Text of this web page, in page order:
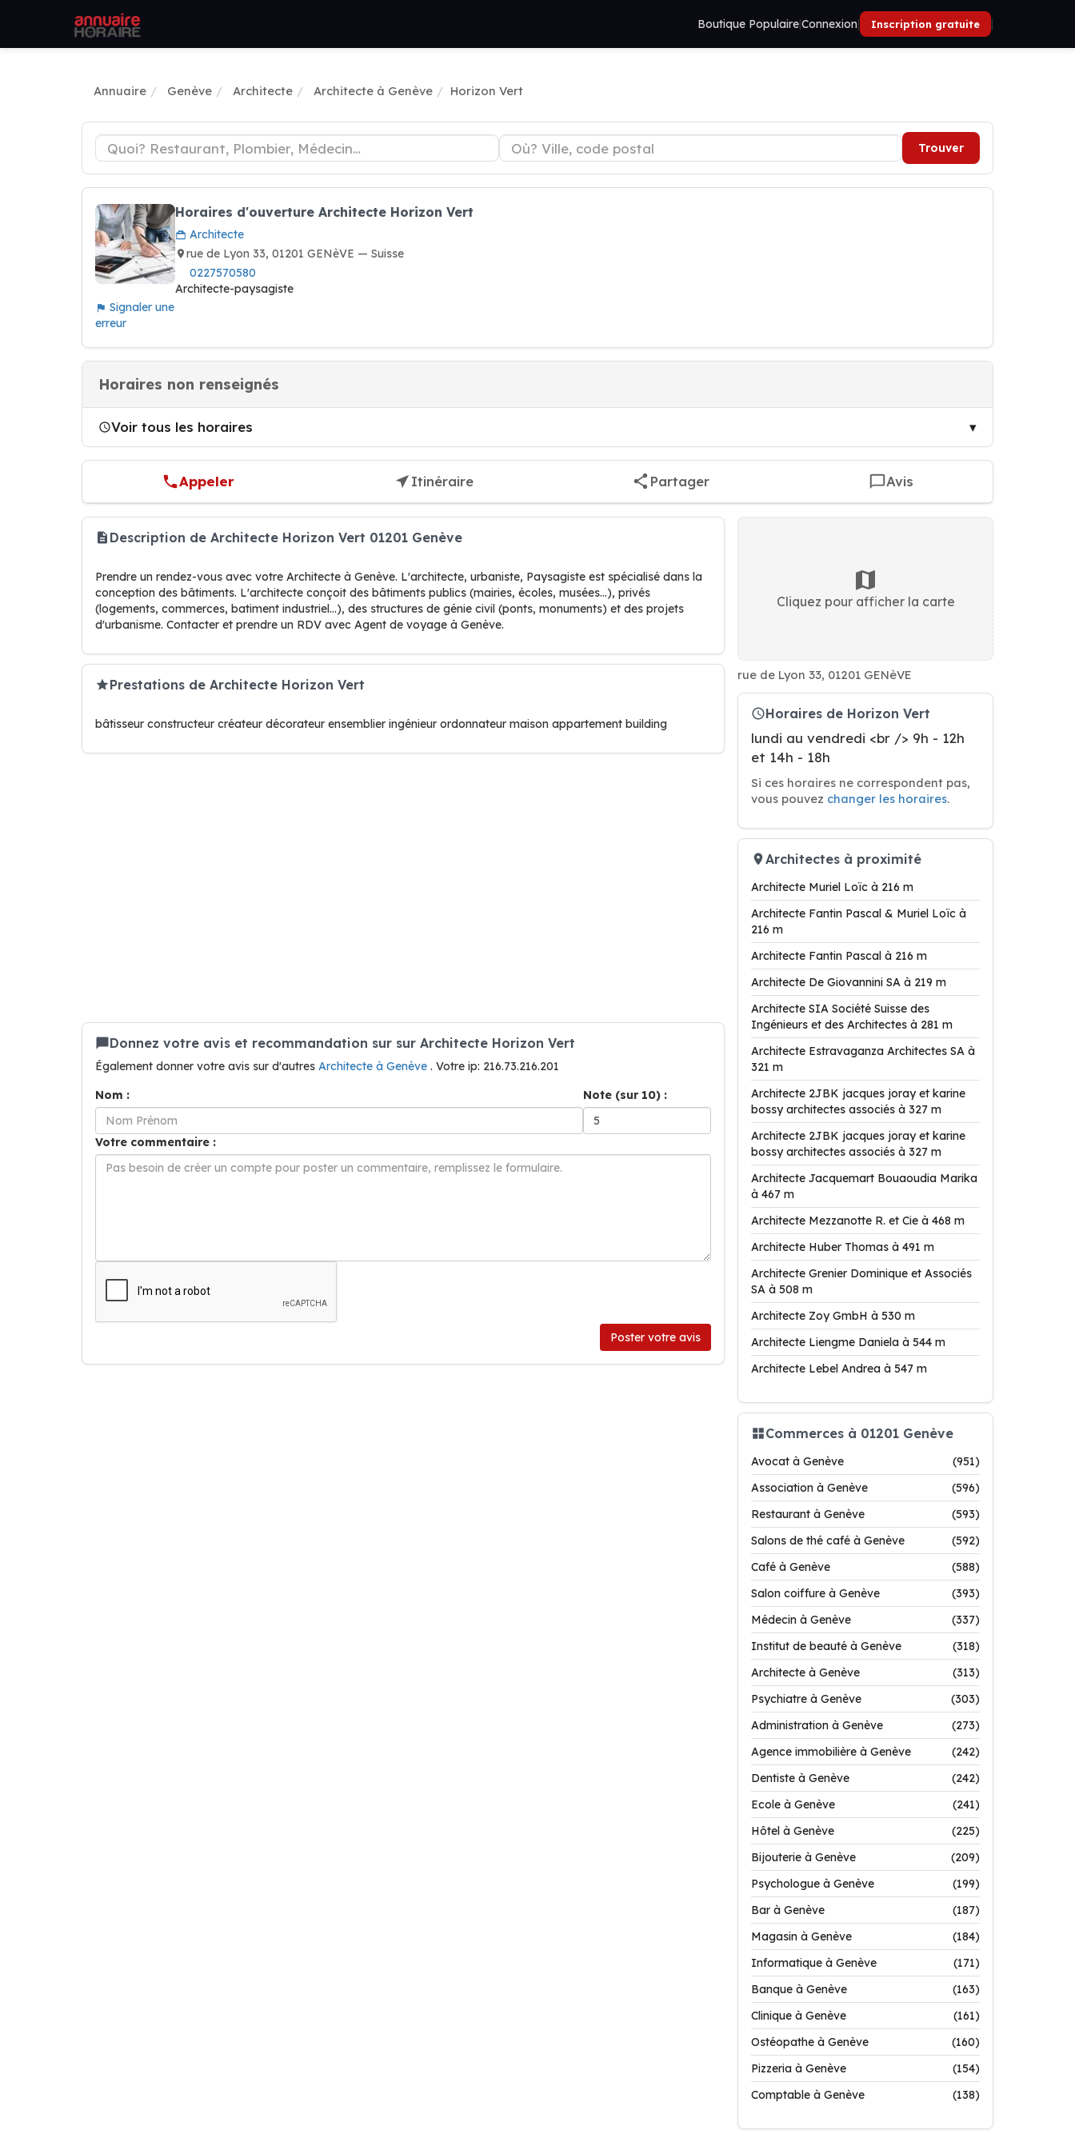
Boutique Populaire|Connexion| Inscription gratuite |
Annuaire Genève Architecte Architecte à Genève Horizon Vert
Trouver
Signaler une
erreur
Horaires d'ouverture Architecte Horizon Vert
Architecte
rue de Lyon 33, 01201 GENèVE — Suisse
0227570580
Architecte-paysagiste
Horaires non renseignés
Voir tous les horaires
Appeler Itinéraire Partager Avis
Description de Architecte Horizon Vert 01201 Genève
Prendre un rendez-vous avec votre Architecte à Genève. L'architecte, urbaniste, Paysagiste est spécialisé dans la
conception des bâtiments. L'architecte conçoit des bâtiments publics (mairies, écoles, musées...), privés
(logements, commerces, batiment industriel...), des structures de génie civil (ponts, monuments) et des projets
d'urbanisme. Contacter et prendre un RDV avec Agent de voyage à Genève.
Prestations de Architecte Horizon Vert
bâtisseur constructeur créateur décorateur ensemblier ingénieur ordonnateur maison appartement building
Donnez votre avis et recommandation sur sur Architecte Horizon Vert
Également donner votre avis sur d'autres Architecte à Genève . Votre ip: 216.73.216.201
Nom :
Note (sur 10) :
Votre commentaire :
Poster votre avis
Cliquez pour afficher la carte
rue de Lyon 33, 01201 GENèVE
Horaires de Horizon Vert
lundi au vendredi <br /> 9h - 12h
et 14h - 18h
Si ces horaires ne correspondent pas,
vous pouvez changer les horaires.
Architectes à proximité
Architecte Muriel Loïc à 216 m
Architecte Fantin Pascal & Muriel Loïc à
216 m
Architecte Fantin Pascal à 216 m
Architecte De Giovannini SA à 219 m
Architecte SIA Société Suisse des
Ingénieurs et des Architectes à 281 m
Architecte Estravaganza Architectes SA à
321 m
Architecte 2JBK jacques joray et karine
bossy architectes associés à 327 m
Architecte 2JBK jacques joray et karine
bossy architectes associés à 327 m
Architecte Jacquemart Bouaoudia Marika
à 467 m
Architecte Mezzanotte R. et Cie à 468 m
Architecte Huber Thomas à 491 m
Architecte Grenier Dominique et Associés
SA à 508 m
Architecte Zoy GmbH à 530 m
Architecte Liengme Daniela à 544 m
Architecte Lebel Andrea à 547 m
Commerces à 01201 Genève
Avocat à Genève
(951)
Association à Genève
(596)
Restaurant à Genève
(593)
Salons de thé café à Genève
(592)
Café à Genève
(588)
Salon coiffure à Genève
(393)
Médecin à Genève
(337)
Institut de beauté à Genève
(318)
Architecte à Genève
(313)
Psychiatre à Genève
(303)
Administration à Genève
(273)
Agence immobilière à Genève
(242)
Dentiste à Genève
(242)
Ecole à Genève
(241)
Hôtel à Genève
(225)
Bijouterie à Genève
(209)
Psychologue à Genève
(199)
Bar à Genève
(187)
Magasin à Genève
(184)
Informatique à Genève
(171)
Banque à Genève
(163)
Clinique à Genève
(161)
Ostéopathe à Genève
(160)
Pizzeria à Genève
(154)
Comptable à Genève
(138)